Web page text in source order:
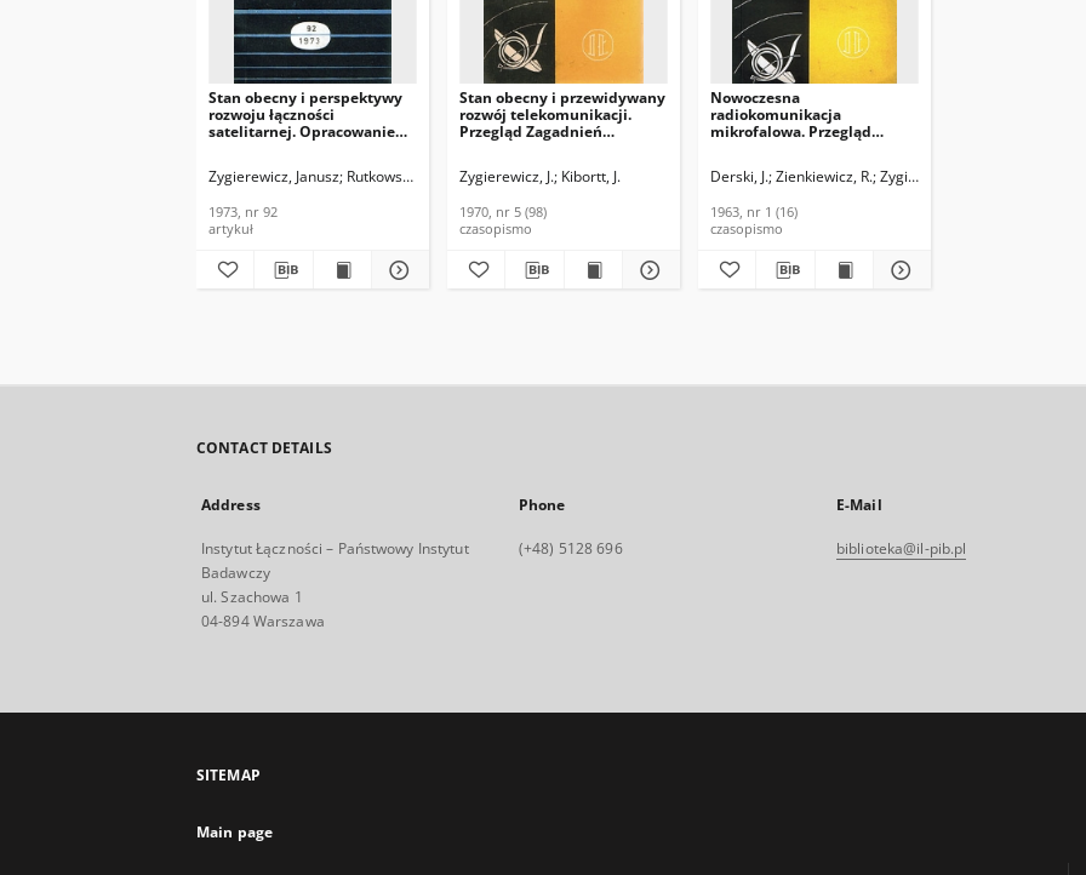
Stan obecny i perspektywy
rozwoju łączności
satelitarnej. Opracowanie
Zygierewicz, Janusz Rutkowski, J. Kalita, H. Jakubik, J.
1973, nr 92
artykuł
Stan obecny i przewidywany
rozwój telekomunikacji.
Przegląd Zagadnień
Zygierewicz, J. Kibortt, J.
1970, nr 5 (98)
czasopismo
Nowoczesna
radiokomunikacja
mikrofalowa. Przegląd
Derski, J. Zienkiewicz, R. Zygierewicz, J.
1963, nr 1 (16)
czasopismo
CONTACT DETAILS
Address
Instytut Łączności – Państwowy Instytut
Badawczy
ul. Szachowa 1
04-894 Warszawa
Phone
(+48) 5128 696
E-Mail
biblioteka@il-pib.pl
SITEMAP
Main page